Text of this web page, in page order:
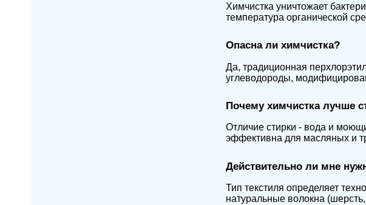
Химчистка уничтожает
температура органической
Опасна ли химчистка?
Да, традиционная
углеводороды,
Почему химчистка лучше
Отличие стирки - вода и
эффективна для масляных и
Действительно ли мне
Тип текстиля определяет
натуральные волокна